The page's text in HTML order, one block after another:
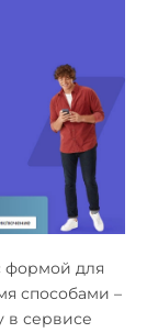
формой для
способами –
в сервисе